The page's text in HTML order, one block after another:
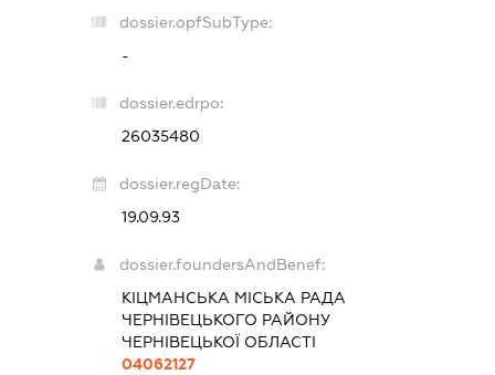
dossier.opfSubType:
-
dossier.edrpo:
26035480
dossier.regDate:
19.09.93
dossier.foundersAndBenef:
КІЦМАНСЬКА МІСЬКА РАДА
ЧЕРНІВЕЦЬКОГО РАЙОНУ
ЧЕРНІВЕЦЬКОЇ ОБЛАСТІ
04062127